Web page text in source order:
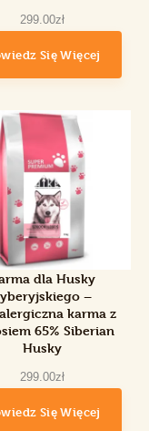
299 .00zł
Się Więcej
dla Husky
–
karma z
65% Siberian
Husky
299 .00zł
Się Więcej